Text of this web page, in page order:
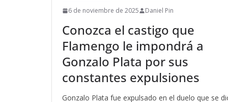
6 de noviembre de 2025 Daniel Pin
Conozca el castigo que
Flamengo le impondrá a
Gonzalo Plata por sus
constantes expulsiones
Gonzalo Plata fue expulsado en el duelo que se